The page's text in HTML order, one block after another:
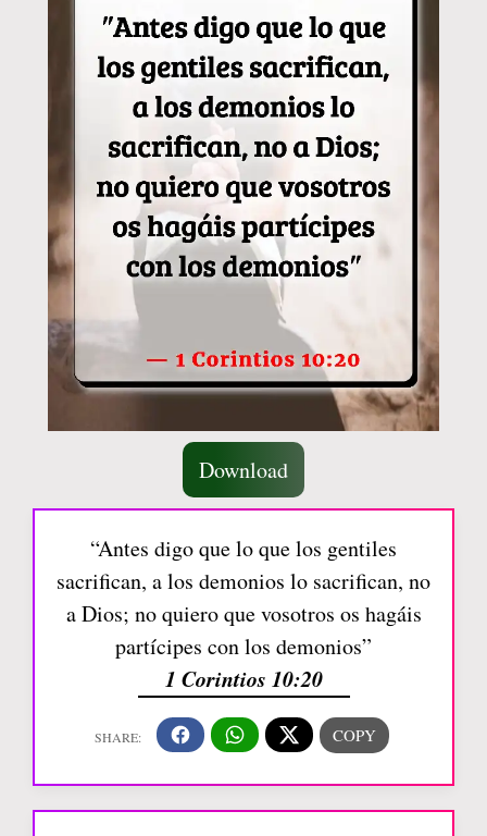
Download
“Antes digo que lo que los gentiles
sacrifican, a los demonios lo sacrifican, no
a Dios; no quiero que vosotros os hagáis
partícipes con los demonios”
1 Corintios 10:20